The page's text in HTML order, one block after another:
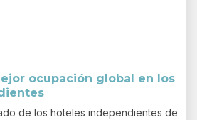
ocupación global en los
de los hoteles independientes de